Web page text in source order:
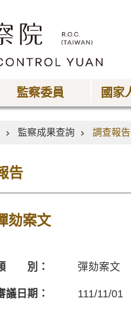
監察委員 國家
監察成果查詢 調查報告
告
劾案文
別： 彈劾案文
議日期： 111/11/01